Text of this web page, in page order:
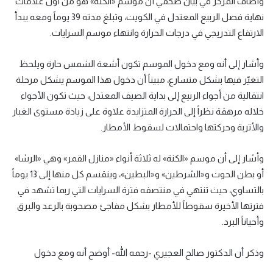
نهاية فصل الربيع المعتدل في الكويت، وتبلغ مدته 39 يوماً ومعه يبدأ
الارتفاع التدريجي في درجات الحرارة وانتهاء موسم السرايات.
وأشار إلى أنه ومع دخول الموسم تكون أشعة الشمس حارة ويلحظ
التغيّر فيها بشكل متسارع، مبيناً أن دخول هذا الموسم يشكل مرحلة
انتقالية من أجواء الربيع إلى بداية الصيف المعتدل، حيث تكون الأجواء
خلاله مرهقة نظراً إلى الحرارة المتزايدة علاوة على زيادة مستوى الغبار
والأتربة وحركتها واحتمالات لسقوط الأمطار.
وأشار إلى أن موسم «الكنة» له ثلاثة أنواء «منازل القمر» وهي «الرشا»
أو بطن الحوت و«الشرطين» و«البطين»، وينقسم كل منها إلى 13 يوماً
بالتساوي، حيث تنتهي في منتصفه فترة السرايات التي ربما تشهد في
فترتها الأخيرة سقوطاً للأمطار بشكل مفاجئ مصحوبة بالرعد والبرق
وأحياناً البرد.
وذكر أن الدكتور صالح العجيري -رحمه الله- أوضح أنه ومع دخول